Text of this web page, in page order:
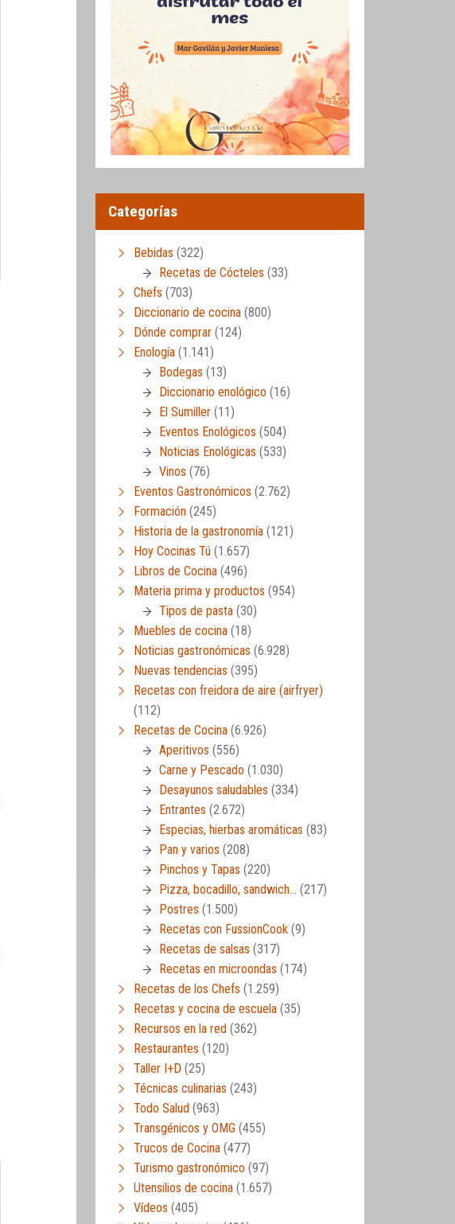
Categorías
Bebidas (322)
Recetas de Cócteles (33)
Chefs (703)
Diccionario de cocina (800)
Dónde comprar (124)
Enología (1.141)
Bodegas (13)
Diccionario enológico (16)
El Sumiller (11)
Eventos Enológicos (504)
Noticias Enológicas (533)
Vinos (76)
Eventos Gastronómicos (2.762)
Formación (245)
Historia de la gastronomía (121)
Hoy Cocinas Tú (1.657)
Libros de Cocina (496)
Materia prima y productos (954)
Tipos de pasta (30)
Muebles de cocina (18)
Noticias gastronómicas (6.928)
Nuevas tendencias (395)
Recetas con freidora de aire (airfryer)
(112)
Recetas de Cocina (6.926)
Aperitivos (556)
Carne y Pescado (1.030)
Desayunos saludables (334)
Entrantes (2.672)
Especias, hierbas aromáticas (83)
Pan y varios (208)
Pinchos y Tapas (220)
Pizza, bocadillo, sandwich… (217)
Postres (1.500)
Recetas con FussionCook (9)
Recetas de salsas (317)
Recetas en microondas (174)
Recetas de los Chefs (1.259)
Recetas y cocina de escuela (35)
Recursos en la red (362)
Restaurantes (120)
Taller I+D (25)
Técnicas culinarias (243)
Todo Salud (963)
Transgénicos y OMG (455)
Trucos de Cocina (477)
Turismo gastronómico (97)
Utensilios de cocina (1.657)
Vídeos (405)